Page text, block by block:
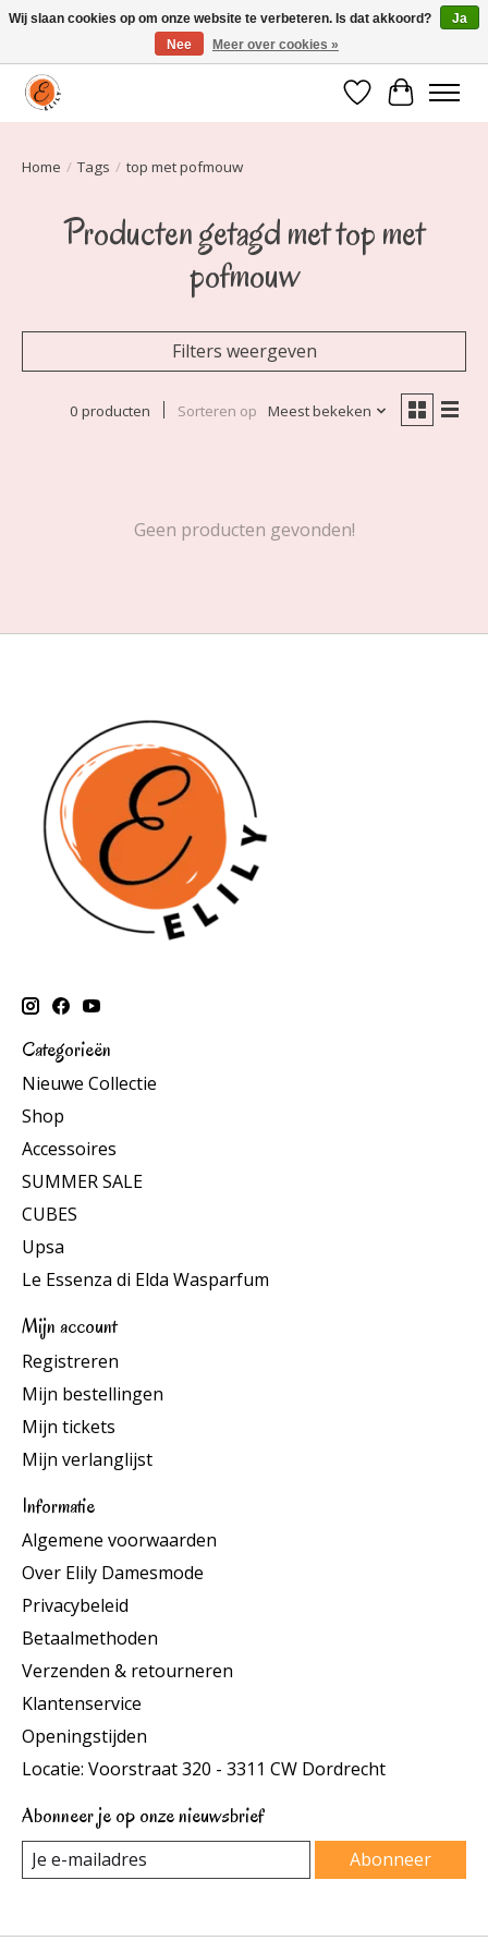
Elily is er om jou te laten stralen! Mode vanaf maat 34 t/m 54
Verlanglijst
Home / Tags / top met pofmouw
Producten getagd met top met
pofmouw
Filters weergeven
0 producten Sorteren op Meest bekeken
Geen producten gevonden!
Categorieën
Nieuwe Collectie
Shop
Accessoires
SUMMER SALE
CUBES
Upsa
Le Essenza di Elda Wasparfum
Mijn account
Registreren
Mijn bestellingen
Mijn tickets
Mijn verlanglijst
Informatie
Algemene voorwaarden
Over Elily Damesmode
Privacybeleid
Betaalmethoden
Verzenden & retourneren
Klantenservice
Openingstijden
Locatie: Voorstraat 320 - 3311 CW Dordrecht
Abonneer je op onze nieuwsbrief
Abonneer
Wij slaan cookies op om onze website te verbeteren. Is dat akkoord?
Ja
Nee
Meer over cookies »